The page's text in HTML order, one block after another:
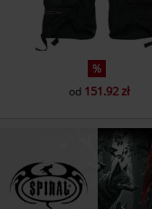
%
od 151.92 zł